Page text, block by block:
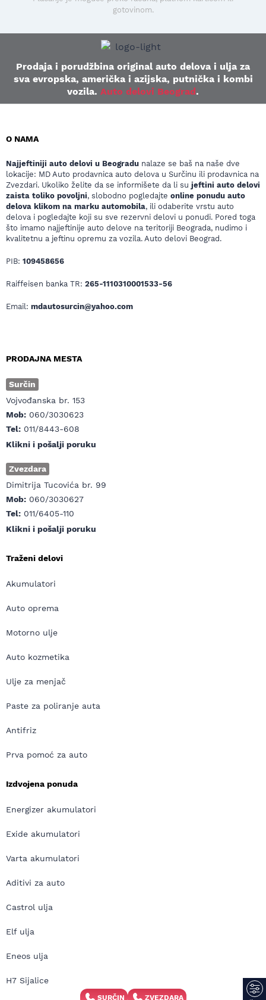
gotovinom.
Prodaja i porudžbina original auto delova i ulja za
sva evropska, američka i azijska, putnička i kombi
vozila. Auto delovi Beograd.
O NAMA
Najjeftiniji auto delovi u Beogradu nalaze se baš na naše dve
lokacije: MD Auto prodavnica auto delova u Surčinu ili prodavnica na
Zvezdari. Ukoliko želite da se informišete da li su jeftini auto delovi
zaista toliko povoljni, slobodno pogledajte online ponudu auto
delova klikom na marku automobila, ili odaberite vrstu auto
delova i pogledajte koji su sve rezervni delovi u ponudi. Pored toga
što imamo najjeftinije auto delove na teritoriji Beograda, nudimo i
kvalitetnu a jeftinu opremu za vozila. Auto delovi Beograd.
PIB: 109458656
Raiffeisen banka TR: 265-1110310001533-56
Email: mdautosurcin@yahoo.com
PRODAJNA MESTA
Surčin
Vojvođanska br. 153
Mob: 060/3030623
Tel: 011/8443-608
Klikni i pošalji poruku
Zvezdara
Dimitrija Tucovića br. 99
Mob: 060/3030627
Tel: 011/6405-110
Klikni i pošalji poruku
Traženi delovi
Akumulatori
Auto oprema
Motorno ulje
Auto kozmetika
Ulje za menjač
Paste za poliranje auta
Antifriz
Prva pomoć za auto
Izdvojena ponuda
Energizer akumulatori
Exide akumulatori
Varta akumulatori
Aditivi za auto
Castrol ulja
Elf ulja
Eneos ulja
H7 Sijalice
SURČIN ZVEZDARA